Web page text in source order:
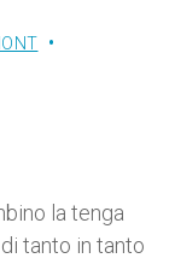
la tenga
tanto in tanto